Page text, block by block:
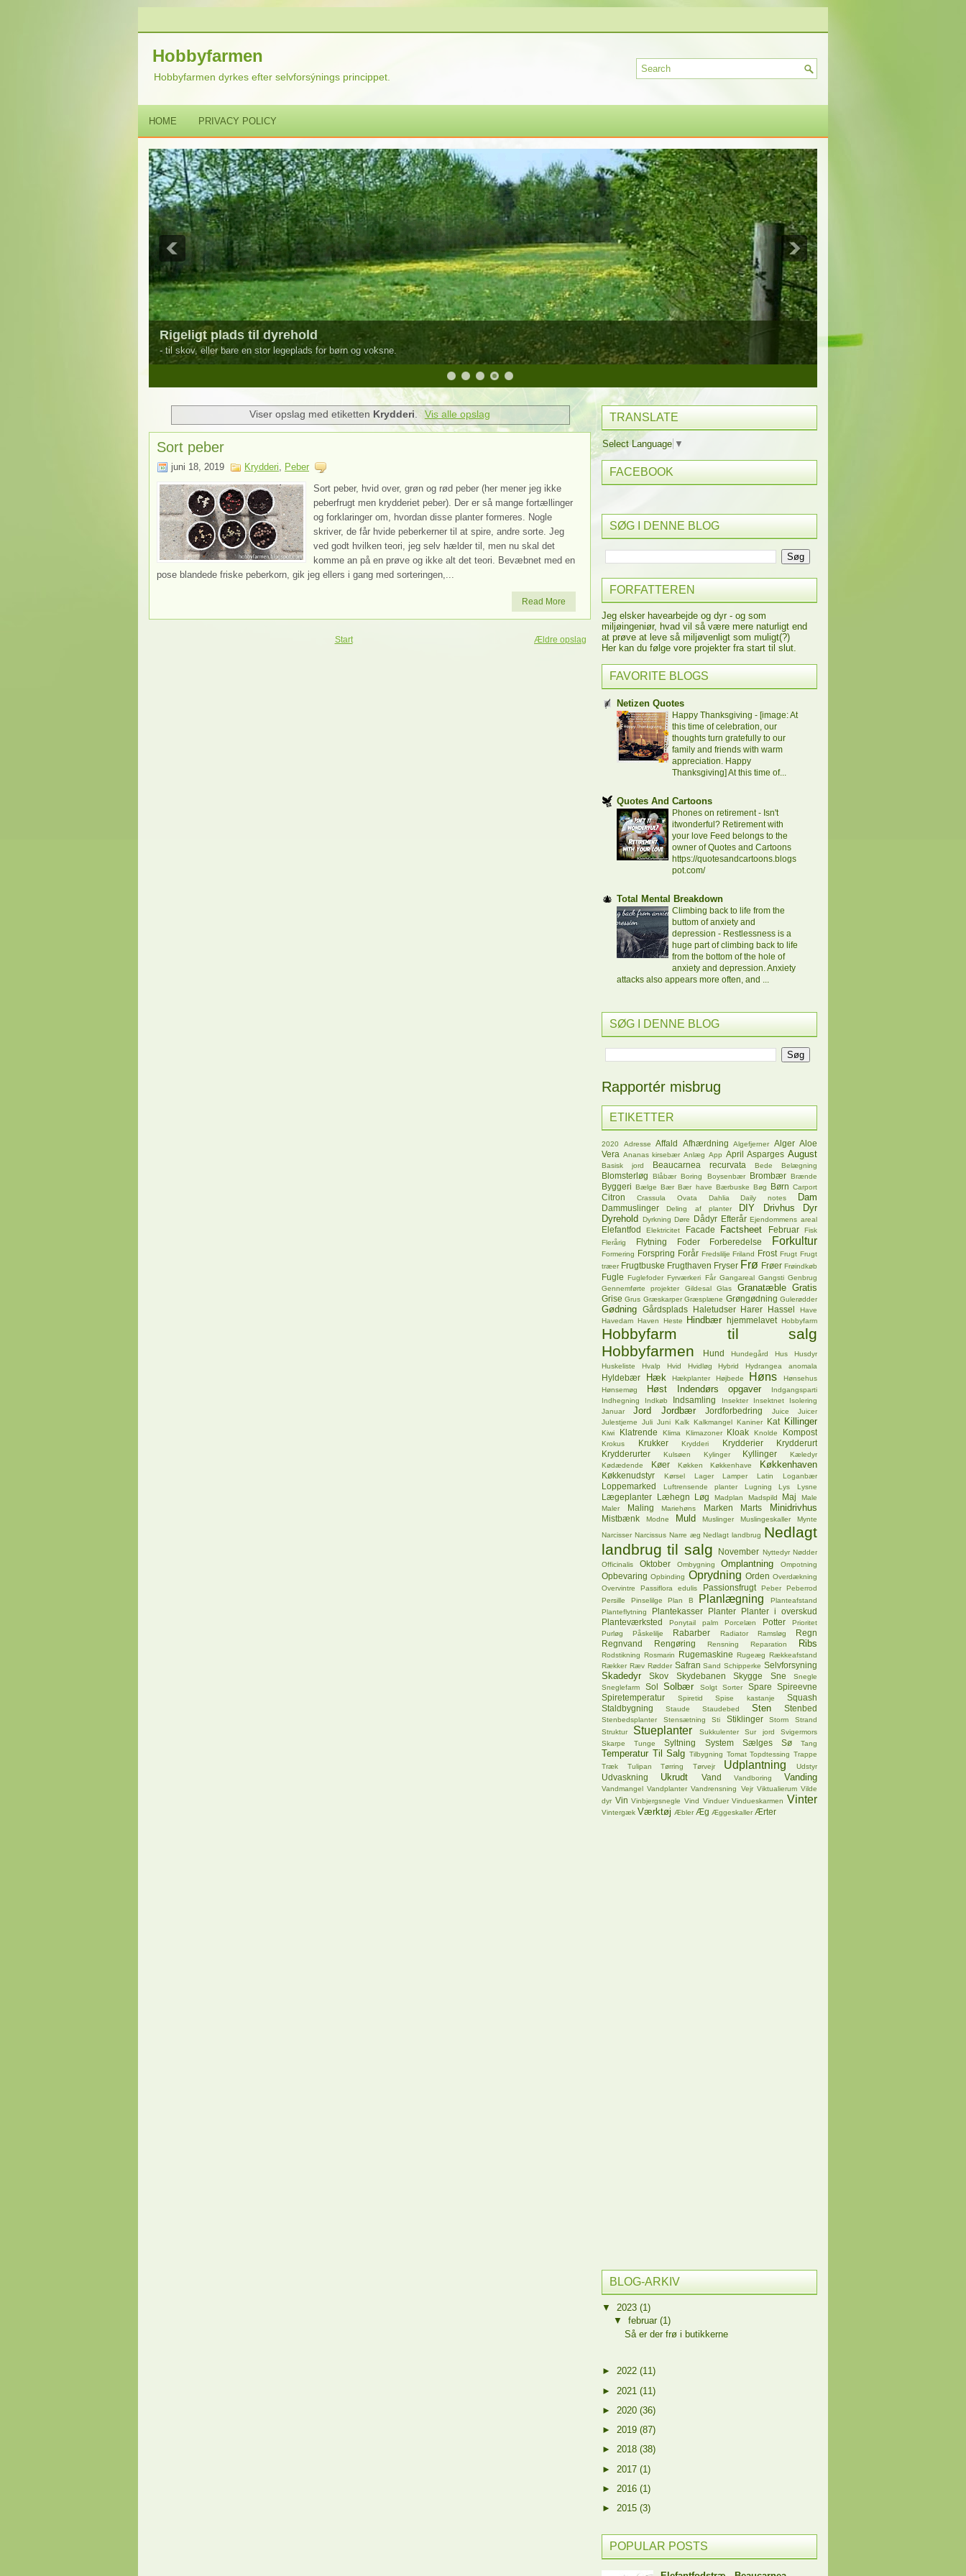
Hobbyfarmen
Hobbyfarmen dyrkes efter selvforsýnings princippet.
HOME PRIVACY POLICY
Rigeligt plads til dyrehold
- til skov, eller bare en stor legeplads for børn og voksne.
Viser opslag med etiketten Krydderi. Vis alle opslag
Sort peber
juni 18, 2019 Krydderi
Peber
Sort peber, hvid over, grøn og rød peber (her mener jeg ikke
peberfrugt men krydderiet peber). Der er så mange fortællinger
og forklaringer om, hvordan disse planter formeres. Nogle
skriver, de får hvide peberkerner til at spire, andre sorte. Jeg
ved godt hvilken teori, jeg selv hælder til, men nu skal det
komme an på en prøve og ikke alt det teori. Bevæbnet med en
pose blandede friske peberkorn, gik jeg ellers i gang med sorteringen,...
Read More
Ældre opslag
Start
TRANSLATE
Select Language ▼
FACEBOOK
SØG I DENNE BLOG
FORFATTEREN
Jeg elsker havearbejde og dyr - og som
miljøingeniør, hvad vil så være mere naturligt end
at prøve at leve så miljøvenligt som muligt(?)
Her kan du følge vore projekter fra start til slut.
FAVORITE BLOGS
Netizen Quotes
Happy Thanksgiving - [image: At
this time of celebration, our
thoughts turn gratefully to our
family and friends with warm
appreciation. Happy
Thanksgiving] At this time of...
Quotes And Cartoons
Phones on retirement- Isn't
itwonderful? Retirement with
your love Feed belongs to the
owner of Quotes and Cartoons
https://quotesandcartoons.blogs
pot.com/
Total Mental Breakdown
Climbing back to life from the
buttom of anxiety and
depression - Restlessness is a
huge part of climbing back to life
from the bottom of the hole of
anxiety and depression. Anxiety
attacks also appears more often, and ...
SØG I DENNE BLOG
Rapportér misbrug
ETIKETTER
2020 Adresse Affald Afhærdning Algefjerner Alger Aloe
Vera Ananas kirsebær Anlæg App April Asparges August
Basisk jord Beaucarnea recurvata Bede Belægning
Blomsterløg Blåbær Boring Boysenbær Brombær Brænde
Byggeri Bælge Bær Bær have Bærbuske Bøg Børn Carport
Citron Crassula Ovata Dahlia Daily notes Dam
Dammuslinger Deling af planter DIY Drivhus
Dyr
Dyrehold
Dyrkning Døre Dådyr Efterår Ejendommens areal
Elefantfod Elektricitet Facade Factsheet Februar
Fisk
Flerårig
Flytning Foder Forberedelse Forkultur
Formering Forspring Forår Fredslilje Friland Frost Frugt Frugt
træer Frugtbuske Frugthaven Fryser Frø Frøer Frøindkøb
Fugle Fuglefoder Fyrværkeri Får Gangareal Gangsti Genbrug
Gennemførte projekter
Gildesal Glas Granatæble Gratis
Grise Grus Græskarper Græsplæne Grøngødning Gulerødder
Gødning Gårdsplads Haletudser Harer Hassel
Have
Havedam Haven Heste Hindbær hjemmelavet Hobbyfarm
Hobbyfarm til salg
Hobbyfarmen
Hund Hundegård Hus
Husdyr
Huskeliste
Hvalp Hvid Hvidløg Hybrid Hydrangea anomala
Hyldebær Hæk Hækplanter Højbede Høns
Hønsehus
Hønsemøg
Høst Indendørs opgaver
Indgangsparti
Indhegning
Indkøb Indsamling Insekter Insektnet
Isolering
Januar
Jord Jordbær Jordforbedring Juice
Juicer
Julestjerne
Juli Juni Kalk Kalkmangel Kaniner Kat Killinger
Kiwi Klatrende Klima Klimazoner Kloak Knolde Kompost
Krokus Krukker Krydderi Krydderier
Krydderurt
Krydderurter
Kulsøen Kylinger Kyllinger
Kæledyr
Kødædende
Køer Køkken Køkkenhave Køkkenhaven
Køkkenudstyr Kørsel Lager Lamper Latin Loganbær
Loppemarked Luftrensende planter Lugning Lys Lysne
Lægeplanter Læhegn Løg Madplan Madspild Maj
Male
Maler
Maling Mariehøns Marken Marts Minidrivhus
Mistbænk Modne Muld Muslinger Muslingeskaller
Mynte
Narcisser Narcissus Narre æg Nedlagt landbrug Nedlagt
landbrug til salg
November Nyttedyr Nødder
Officinalis
Oktober Ombygning Omplantning Ompotning
Opbevaring Opbinding Oprydning Orden Overdækning
Overvintre
Passiflora edulis Passionsfrugt Peber
Peberrod
Persille
Pinselilge Plan B Planlægning
Planteafstand
Planteflytning
Plantekasser Planter
Planter i overskud
Planteværksted
Ponytail palm Porcelæn Potter
Prioritet
Purløg
Påskelilje Rabarber Radiator Ramsløg
Regn
Regnvand
Rengøring Rensning Reparation Ribs
Rodstikning Rosmarin Rugemaskine Rugeæg Rækkeafstand
Rækker Ræv Rødder Safran Sand Schipperke Selvforsyning
Skadedyr Skov Skydebanen Skygge Sne
Snegle
Sneglefarm
Sol Solbær Solgt Sorter Spare
Spireevne
Spiretemperatur
Spiretid Spise kastanje
Squash
Staldbygning
Staude Staudebed Sten Stenbed
Stenbedsplanter Stensætning Sti Stiklinger Storm
Strand
Struktur
Stueplanter Sukkulenter Sur jord
Svigermors
Skarpe Tunge
Syltning System Sælges Sø Tang
Temperatur Til Salg Tilbygning Tomat Topdtessing Trappe
Træk
Tulipan Tørring Tørvejr Udplantning Udstyr
Udvaskning Ukrudt Vand Vandboring Vanding
Vandmangel Vandplanter Vandrensning Vejr Viktualierum Vilde
dyr Vin Vinbjergsnegle Vind Vinduer Vindueskarmen Vinter
Vintergæk Værktøj Æbler Æg Æggeskaller Ærter
BLOG-ARKIV
▼ 2023 (1)
▼ februar (1)
Så er der frø i butikkerne
► 2022 (11)
► 2021 (11)
► 2020 (36)
► 2019 (87)
► 2018 (38)
► 2017 (1)
► 2016 (1)
► 2015 (3)
POPULAR POSTS